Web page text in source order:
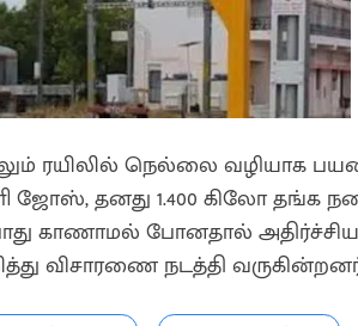
ரயிலில் நெல்லை வழியாக
ஜோஸ், தனது 1.400 கிலோ தங்க
காணாமல் போனதால்
விசாரணை நடத்தி